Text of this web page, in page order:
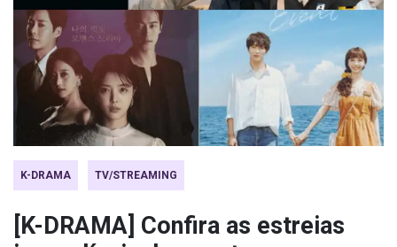
K-DRAMA TV/STREAMING
[K-DRAMA] Confira as estreias